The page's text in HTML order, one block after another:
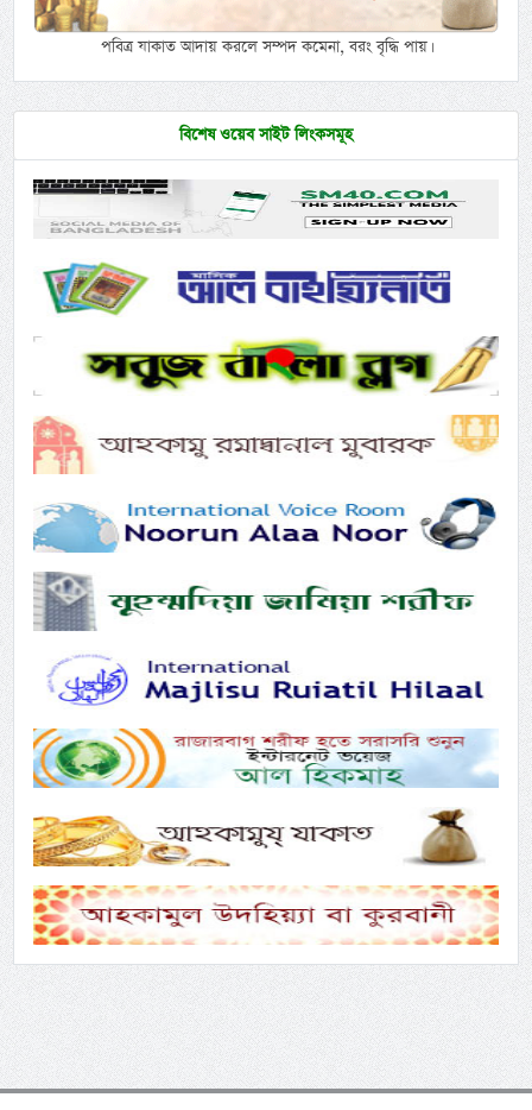
পবিত্র যাকাত আদায় করলে সম্পদ কমেনা, বরং বৃদ্ধি পায়।
বিশেষ ওয়েব সাইট লিংকসমূহ